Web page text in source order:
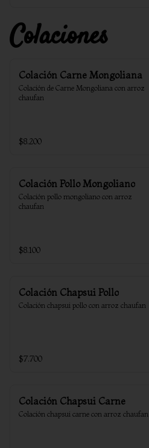
Colaciones
Colación Carne Mongoliana
Colación de Carne Mongoliana con arroz
chaufan
$8.200
Colación Pollo Mongoliano
Colación pollo mongoliano con arroz
chaufan
$8.100
Colación Chapsui Pollo
Colación chapsui pollo con arroz chaufan
$7.700
Colación Chapsui Carne
Colación chapsui carne con arroz chaufan